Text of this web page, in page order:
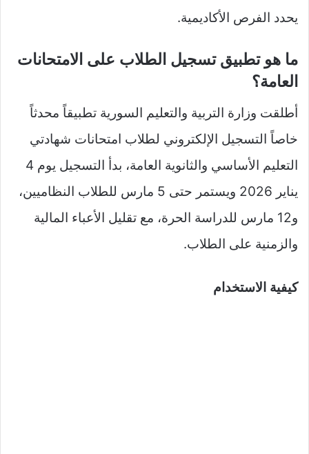
يحدد الفرص الأكاديمية.​
ما هو تطبيق تسجيل الطلاب على الامتحانات
العامة؟
أطلقت وزارة التربية والتعليم السورية تطبيقاً محدثاً
خاصاً التسجيل الإلكتروني لطلاب امتحانات شهادتي
التعليم الأساسي والثانوية العامة، بدأ التسجيل يوم 4
يناير 2026 ويستمر حتى 5 مارس للطلاب النظاميين،
و12 مارس للدراسة الحرة، مع تقليل الأعباء المالية
والزمنية على الطلاب.​
كيفية الاستخدام